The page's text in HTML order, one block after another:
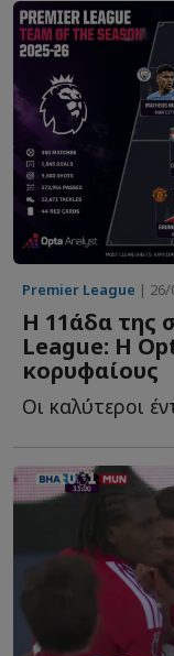
Premier League | 26/
Η 11άδα της
League: Η
κορυφαίους
Οι καλύτεροι